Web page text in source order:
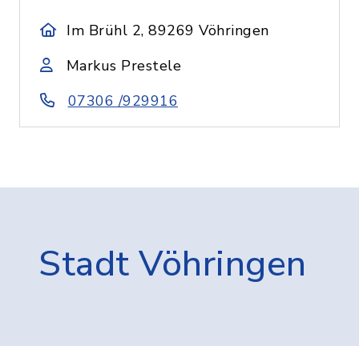
Im Brühl 2, 89269 Vöhringen
Markus Prestele
07306 /929916
Stadt Vöhringen